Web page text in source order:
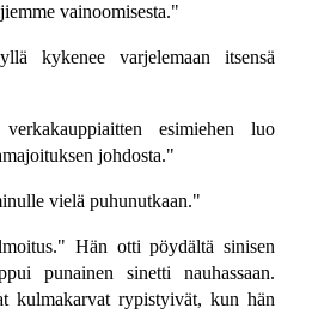
vainoomisesta."
kykenee varjelemaan itsensä
esimiehen luo
johdosta."
vielä puhunutkaan."
Hän otti pöydältä sinisen
punainen sinetti nauhassaan.
kulmakarvat rypistyivät, kun hän